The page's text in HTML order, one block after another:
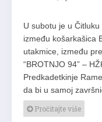
U subotu je u
između košarkašica
utakmice, između
“BROTNJO 94” –
Predkadetkinje
da bi u samoj
Pročitajte više